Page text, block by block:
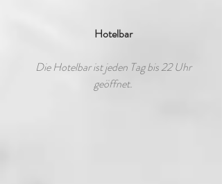
Hotelbar
Die Hotelbar ist jeden Tag bis 22 Uhr
geöffnet.